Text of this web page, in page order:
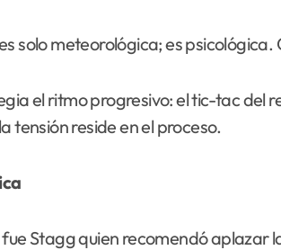
solo meteorológica; es
el ritmo progresivo: el tic-tac del
tensión reside en el proceso.
Stagg quien recomendó aplazar